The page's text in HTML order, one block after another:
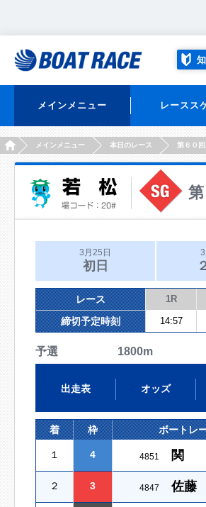
メインメニュー レースス
HOMEメインメニュー 本日のレース 第６０
3月25日
初日
レース 1R
締切予定時刻 14:57
予選 1800m
出走表 オッズ
着 枠 ボートレ
１ 4 4851 関
２ 3 4847 佐藤